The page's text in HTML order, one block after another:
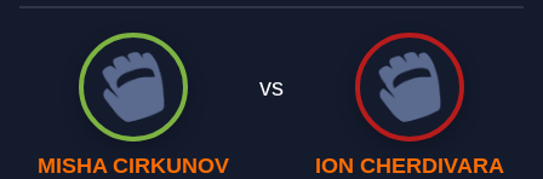
MISHA CIRKUNOV
vs
ION CHERDIVARA